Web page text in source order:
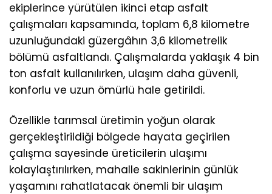
ekiplerince yürütülen ikinci etap asfalt
çalışmaları kapsamında, toplam 6,8 kilometre
uzunluğundaki güzergâhın 3,6 kilometrelik
bölümü asfaltlandı. Çalışmalarda yaklaşık 4 bin
ton asfalt kullanılırken, ulaşım daha güvenli,
konforlu ve uzun ömürlü hale getirildi.
Özellikle tarımsal üretimin yoğun olarak
gerçekleştirildiği bölgede hayata geçirilen
çalışma sayesinde üreticilerin ulaşımı
kolaylaştırılırken, mahalle sakinlerinin günlük
yaşamını rahatlatacak önemli bir ulaşım